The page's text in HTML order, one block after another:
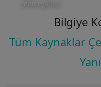
Bilgiye
Tüm Kaynaklar